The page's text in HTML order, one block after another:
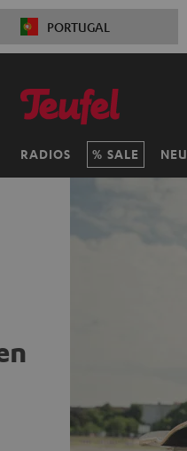
PORTUGAL
RADIOS SALE NEU